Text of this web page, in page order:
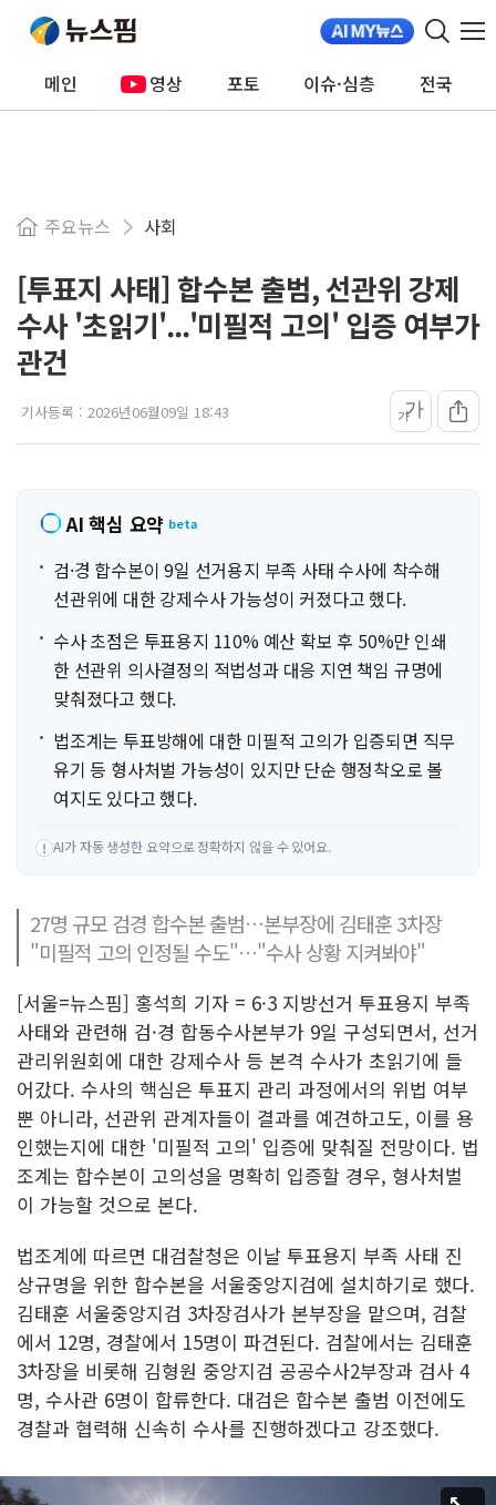
메인 영상 포토 이슈·심층 전국
주요뉴스 사회
[투표지 사태] 합수본 출범, 선관위 강제
수사 '초읽기'...'미필적 고의' 입증 여부가
관건
기사등록 : 2026년06월09일 18:43 가가
AI 핵심 요약 beta
검·경 합수본이 9일 선거용지 부족 사태 수사에 착수해
선관위에 대한 강제수사 가능성이 커졌다고 했다.
수사 초점은 투표용지 110% 예산 확보 후 50%만 인쇄
한 선관위 의사결정의 적법성과 대응 지연 책임 규명에
맞춰졌다고 했다.
법조계는 투표방해에 대한 미필적 고의가 입증되면 직무
유기 등 형사처벌 가능성이 있지만 단순 행정착오로 볼
여지도 있다고 했다.
! AI가 자동 생성한 요약으로 정확하지 않을 수 있어요.
27명 규모 검경 합수본 출범…본부장에 김태훈 3차장
"미필적 고의 인정될 수도"…"수사 상황 지켜봐야"
[서울=뉴스핌] 홍석희 기자 = 6·3 지방선거 투표용지 부족
사태와 관련해 검·경 합동수사본부가 9일 구성되면서, 선거
관리위원회에 대한 강제수사 등 본격 수사가 초읽기에 들
어갔다. 수사의 핵심은 투표지 관리 과정에서의 위법 여부
뿐 아니라, 선관위 관계자들이 결과를 예견하고도, 이를 용
인했는지에 대한 '미필적 고의' 입증에 맞춰질 전망이다. 법
조계는 합수본이 고의성을 명확히 입증할 경우, 형사처벌
이 가능할 것으로 본다.
법조계에 따르면 대검찰청은 이날 투표용지 부족 사태 진
상규명을 위한 합수본을 서울중앙지검에 설치하기로 했다.
김태훈 서울중앙지검 3차장검사가 본부장을 맡으며, 검찰
에서 12명, 경찰에서 15명이 파견된다. 검찰에서는 김태훈
3차장을 비롯해 김형원 중앙지검 공공수사2부장과 검사 4
명, 수사관 6명이 합류한다. 대검은 합수본 출범 이전에도
경찰과 협력해 신속히 수사를 진행하겠다고 강조했다.